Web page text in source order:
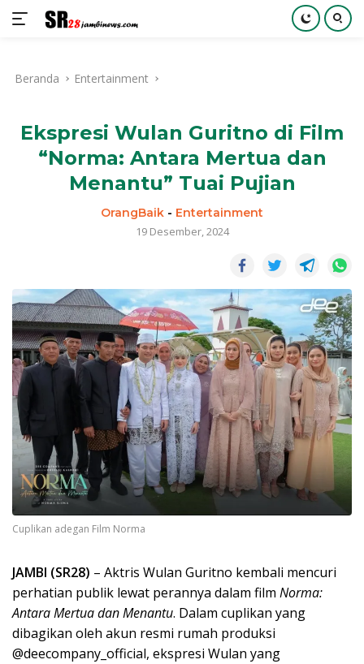
kontenBeranda Entertainment
Ekspresi Wulan Guritno di Film
“Norma: Antara Mertua dan
Menantu” Tuai Pujian
OrangBaik - Entertainment
19 Desember, 2024
Cuplikan adegan Film Norma
JAMBI (SR28) – Aktris Wulan Guritno kembali mencuri
perhatian publik lewat perannya dalam film Norma:
Antara Mertua dan Menantu. Dalam cuplikan yang
dibagikan oleh akun resmi rumah produksi
@deecompany_official, ekspresi Wulan yang